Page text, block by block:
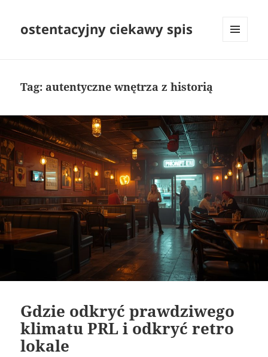
ostentacyjny ciekawy spis
Tag: autentyczne wnętrza z historią
Gdzie odkryć prawdziwego
klimatu PRL i odkryć retro
lokale